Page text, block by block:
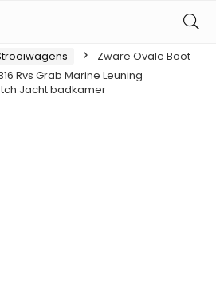
Zware Ovale Boot
Rvs Grab Marine Leuning
Jacht badkamer